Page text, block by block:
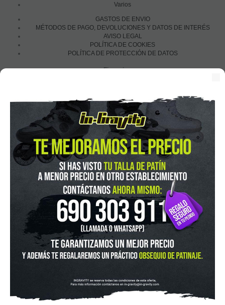
Varios
GASTOS DE ENVIO
MÉTODOS DE PAGO, DEVOLUCIONES Y DATOS DE INTERÉS
AVISO LEGAL
POLÍTICA DE COOKIES
POLÍTICA DE PROTECCIÓN DE DATOS
Financia con:
In-Gravity roller&skate shop